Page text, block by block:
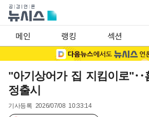
메인 랭킹 섹션
"아기상어가 집 지킴이로"‥
정출시
기사등록 2026/07/08 10:33:14